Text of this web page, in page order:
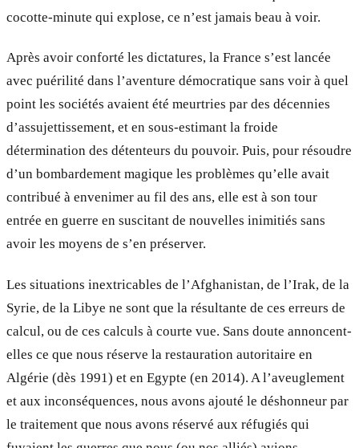
cocotte-minute qui explose, ce n’est jamais beau à voir.
Après avoir conforté les dictatures, la France s’est lancée
avec puérilité dans l’aventure démocratique sans voir à quel
point les sociétés avaient été meurtries par des décennies
d’assujettissement, et en sous-estimant la froide
détermination des détenteurs du pouvoir. Puis, pour résoudre
d’un bombardement magique les problèmes qu’elle avait
contribué à envenimer au fil des ans, elle est à son tour
entrée en guerre en suscitant de nouvelles inimitiés sans
avoir les moyens de s’en préserver.
Les situations inextricables de l’Afghanistan, de l’Irak, de la
Syrie, de la Libye ne sont que la résultante de ces erreurs de
calcul, ou de ces calculs à courte vue. Sans doute annoncent-
elles ce que nous réserve la restauration autoritaire en
Algérie (dès 1991) et en Egypte (en 2014). A l’aveuglement
et aux inconséquences, nous avons ajouté le déshonneur par
le traitement que nous avons réservé aux réfugiés qui